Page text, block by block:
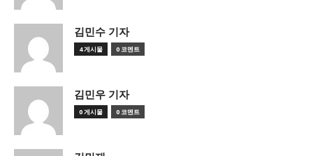
김민수 기자
4 게시물 0 코멘트
김민우 기자
0 게시물 0 코멘트